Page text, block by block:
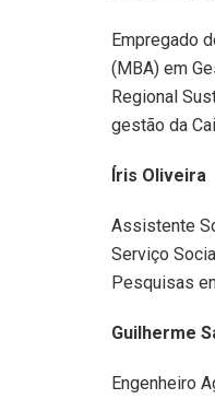
Empregado
(MBA) em
Regional
gestão da
Íris Oliveira
Assistente
Serviço
Pesquisas
Guilherme
Engenheiro